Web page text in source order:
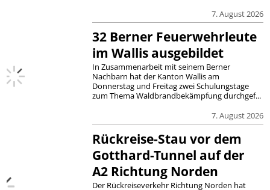
7. August 2026
32 Berner Feuerwehrleute
im Wallis ausgebildet
7. August 2026
In Zusammenarbeit mit seinem Berner
Nachbarn hat der Kanton Wallis am
Donnerstag und Freitag zwei Schulungstage
zum Thema Waldbrandbekämpfung durchgef...
Rückreise-Stau vor dem
Gotthard-Tunnel auf der
A2 Richtung Norden
Der Rückreiseverkehr Richtung Norden hat